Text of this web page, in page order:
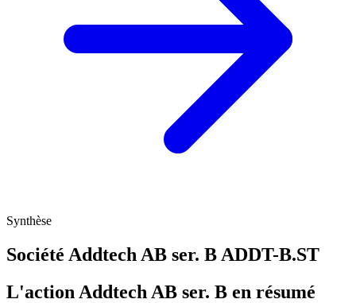
Synthèse
Société Addtech AB ser. B ADDT-B.ST
L'action Addtech AB ser. B en résumé